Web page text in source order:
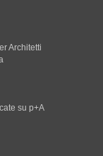
Architetti
su p+A